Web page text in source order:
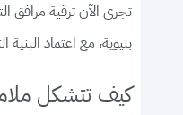
تجري الآن ترقية مرافق
بنيوية، مع اعتماد
كيف تتشكل